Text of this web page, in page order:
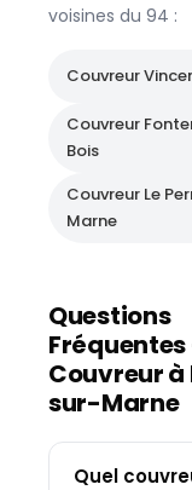
voisines du 94 :
Couvreur
Couvreur
Bois
Couvreur Le
Marne
Questions
Couvreur à
sur-Marne
Quel